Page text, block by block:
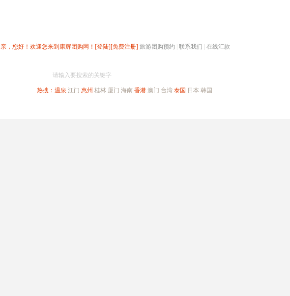
亲，您好！欢迎您来到康辉团购网！ [登陆][免费注册] 旅游团购预约 联系我们 在线汇款
请输入要搜索的关键字
热搜： 温泉 江门 惠州 桂林 厦门 海南 香港 澳门 台湾 泰国 日本 韩国